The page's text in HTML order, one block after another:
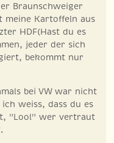
Braunschweiger
Kartoffeln aus
HDF(Hast du es
jeder der sich
bekommt nur
bei VW war nicht
weiss, dass du es
"Lool" wer vertraut